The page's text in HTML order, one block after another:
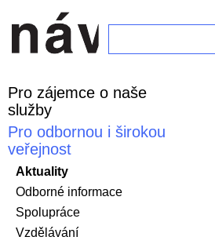
Pro zájemce o naše
služby
Pro odbornou i širokou
veřejnost
Aktuality
Odborné informace
Spolupráce
Vzdělávání